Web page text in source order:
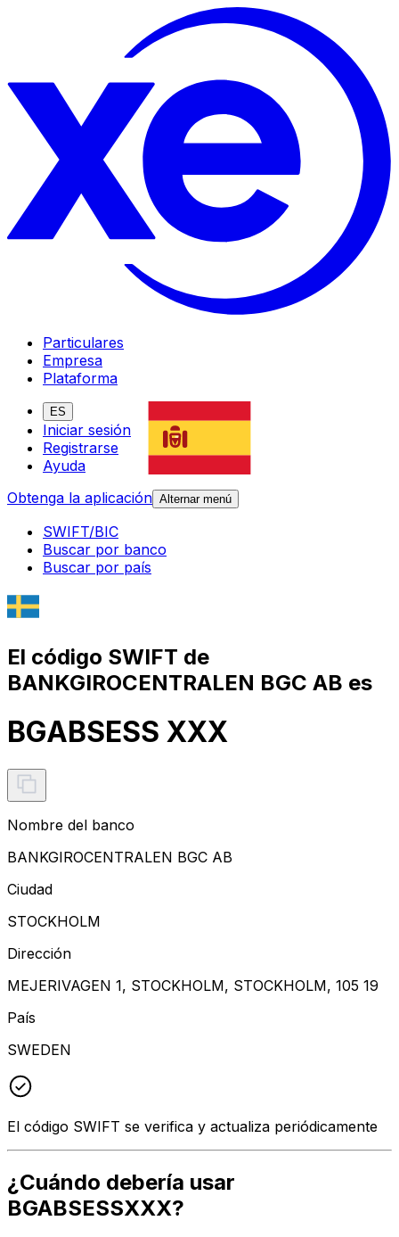
Particulares
Empresa
Plataforma
ES
Iniciar sesión
Registrarse
Ayuda
Obtenga la aplicación Alternar menú
SWIFT/BIC
Buscar por banco
Buscar por país
El código SWIFT de
BANKGIROCENTRALEN BGC AB es
BGABSESS XXX
Nombre del banco
BANKGIROCENTRALEN BGC AB
Ciudad
STOCKHOLM
Dirección
MEJERIVAGEN 1, STOCKHOLM, STOCKHOLM, 105 19
País
SWEDEN
El código SWIFT se verifica y actualiza periódicamente
¿Cuándo debería usar
BGABSESSXXX?